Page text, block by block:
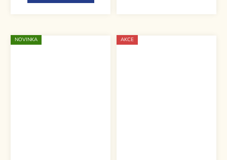
NOVINKA AKCE